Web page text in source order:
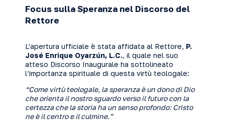
Focus sulla Speranza nel Discorso del
Rettore
L’apertura ufficiale è stata affidata al Rettore, P.
José Enrique Oyarzún, L.C., il quale nel suo
atteso Discorso Inaugurale ha sottolineato
l’importanza spirituale di questa virtù teologale:
“Come virtù teologale, la speranza è un dono di Dio
che orienta il nostro sguardo verso il futuro con la
certezza che la storia ha un senso profondo: Cristo
ne è il centro e il culmine.”